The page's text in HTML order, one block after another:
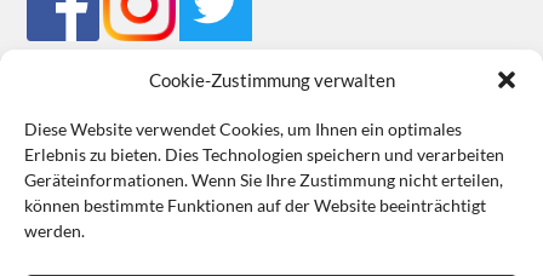
Cookie-Zustimmung verwalten
Diese Website verwendet Cookies, um Ihnen ein optimales
Erlebnis zu bieten. Dies Technologien speichern und verarbeiten
Geräteinformationen. Wenn Sie Ihre Zustimmung nicht erteilen,
können bestimmte Funktionen auf der Website beeinträchtigt
werden.
Mein Bestellkonto Kundeninformationen Datenschutz
Cookie-Richtlinie (EU) Impressum